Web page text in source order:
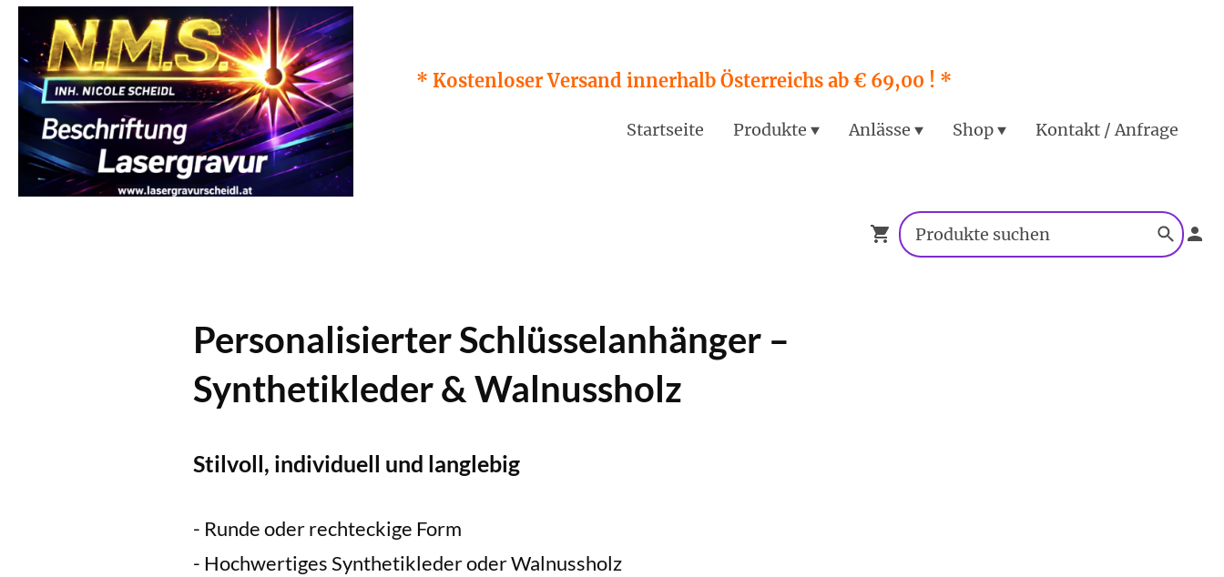
* Kostenloser Versand innerhalb Österreichs ab € 69,00 ! *
Startseite Produkte Anlässe Shop Kontakt / Anfrage
Personalisierter Schlüsselanhänger –
Synthetikleder & Walnussholz
Stilvoll, individuell und langlebig
- Runde oder rechteckige Form
- Hochwertiges Synthetikleder oder Walnussholz